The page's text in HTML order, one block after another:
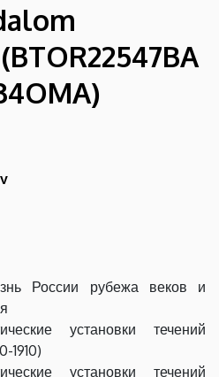
России рубежа веков и
установки течений
1910)
установки течений